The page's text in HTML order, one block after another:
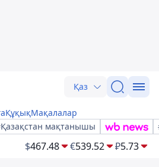
Қаз
ҚұқықМақалалар
мақтанышы
$467.48 €539.52 ₽5.73